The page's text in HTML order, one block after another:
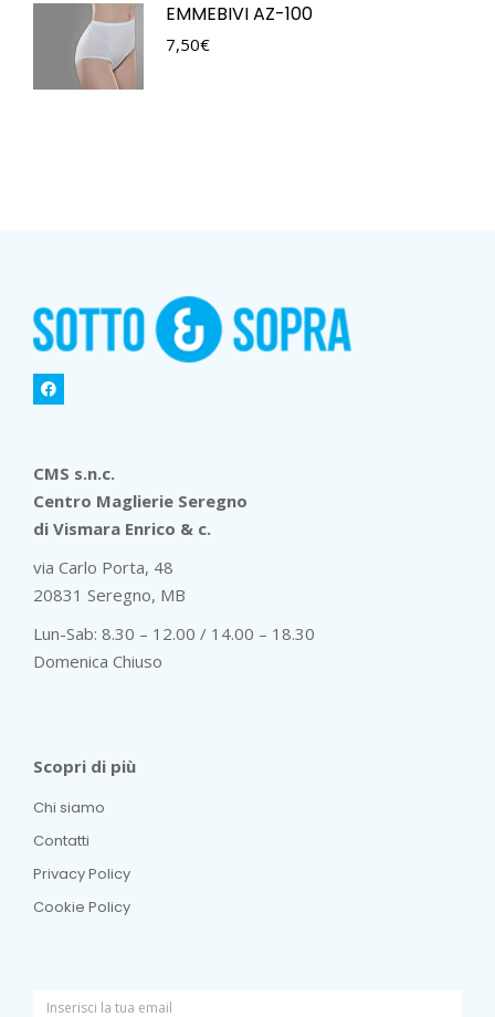
EMMEBIVI AZ-100
7,50€
CMS s.n.c.
Centro Maglierie Seregno
di Vismara Enrico & c.
via Carlo Porta, 48
20831 Seregno, MB
Lun-Sab: 8.30 – 12.00 / 14.00 – 18.30
Domenica Chiuso
Scopri di più
Chi siamo
Contatti
Privacy Policy
Cookie Policy